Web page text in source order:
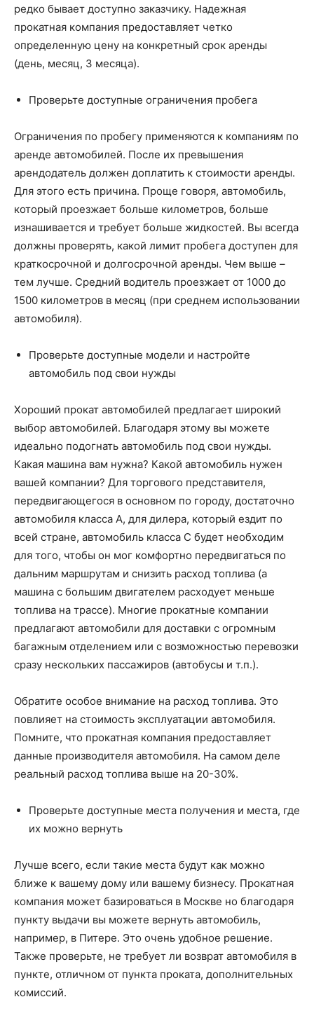
редко бывает доступно заказчику. Надежная
прокатная компания предоставляет четко
определенную цену на конкретный срок аренды
(день, месяц, 3 месяца).
Проверьте доступные ограничения пробега
Ограничения по пробегу применяются к компаниям по
аренде автомобилей. После их превышения
арендодатель должен доплатить к стоимости аренды.
Для этого есть причина. Проще говоря, автомобиль,
который проезжает больше километров, больше
изнашивается и требует больше жидкостей. Вы всегда
должны проверять, какой лимит пробега доступен для
краткосрочной и долгосрочной аренды. Чем выше –
тем лучше. Средний водитель проезжает от 1000 до
1500 километров в месяц (при среднем использовании
автомобиля).
Проверьте доступные модели и настройте
автомобиль под свои нужды
Хороший прокат автомобилей предлагает широкий
выбор автомобилей. Благодаря этому вы можете
идеально подогнать автомобиль под свои нужды.
Какая машина вам нужна? Какой автомобиль нужен
вашей компании? Для торгового представителя,
передвигающегося в основном по городу, достаточно
автомобиля класса А, для дилера, который ездит по
всей стране, автомобиль класса С будет необходим
для того, чтобы он мог комфортно передвигаться по
дальним маршрутам и снизить расход топлива (а
машина с большим двигателем расходует меньше
топлива на трассе). Многие прокатные компании
предлагают автомобили для доставки с огромным
багажным отделением или с возможностью перевозки
сразу нескольких пассажиров (автобусы и т.п.).
Обратите особое внимание на расход топлива. Это
повлияет на стоимость эксплуатации автомобиля.
Помните, что прокатная компания предоставляет
данные производителя автомобиля. На самом деле
реальный расход топлива выше на 20-30%.
Проверьте доступные места получения и места, где
их можно вернуть
Лучше всего, если такие места будут как можно
ближе к вашему дому или вашему бизнесу. Прокатная
компания может базироваться в Москве но благодаря
пункту выдачи вы можете вернуть автомобиль,
например, в Питере. Это очень удобное решение.
Также проверьте, не требует ли возврат автомобиля в
пункте, отличном от пункта проката, дополнительных
комиссий.